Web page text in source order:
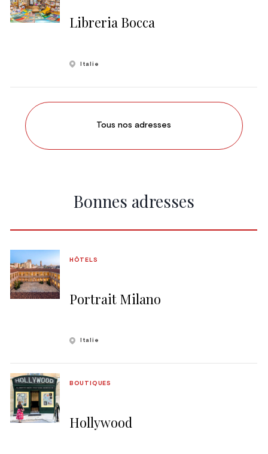
Libreria Bocca
Italie
Tous nos adresses
Bonnes adresses
Portrait Milano
HÔTELS
Italie
Hollywood
BOUTIQUES